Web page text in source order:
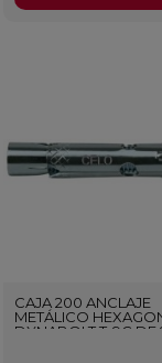
CAJA 200 ANCLAJE
METÁLICO
DYNABOLT T-9C DE